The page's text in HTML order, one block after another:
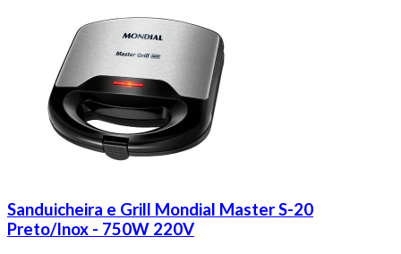
Sanduicheira e Grill Mondial Master S-20
Preto/Inox - 750W 220V